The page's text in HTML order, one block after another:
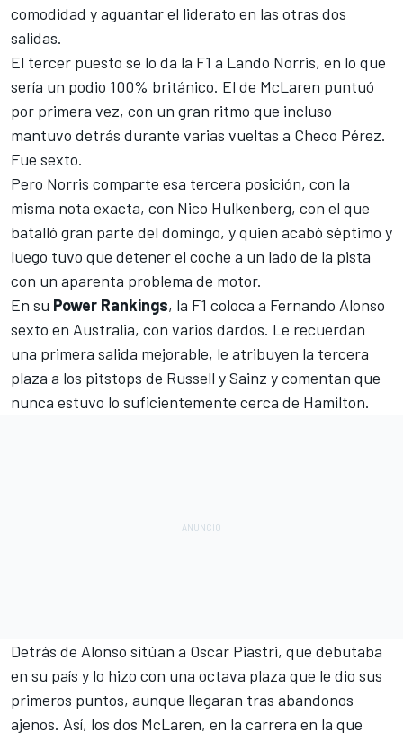
comodidad y aguantar el liderato en las otras dos
salidas.
El tercer puesto se lo da la F1 a Lando Norris, en lo que
sería un podio 100% británico. El de McLaren puntuó
por primera vez, con un gran ritmo que incluso
mantuvo detrás durante varias vueltas a Checo Pérez.
Fue sexto.
Pero Norris comparte esa tercera posición, con la
misma nota exacta, con Nico Hulkenberg, con el que
batalló gran parte del domingo, y quien acabó séptimo y
luego tuvo que detener el coche a un lado de la pista
con un aparenta problema de motor.
En su Power Rankings, la F1 coloca a Fernando Alonso
sexto en Australia, con varios dardos. Le recuerdan
una primera salida mejorable, le atribuyen la tercera
plaza a los pitstops de Russell y Sainz y comentan que
nunca estuvo lo suficientemente cerca de Hamilton.
Detrás de Alonso sitúan a Oscar Piastri, que debutaba
en su país y lo hizo con una octava plaza que le dio sus
primeros puntos, aunque llegaran tras abandonos
ajenos. Así, los dos McLaren, en la carrera en la que